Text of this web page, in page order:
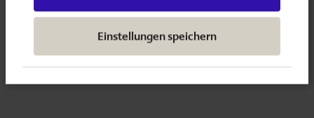
Einstellungen speichern
wird in einem aufwendigen Verfahren aus der
Mikroalge Schizochytrium gewonnen.